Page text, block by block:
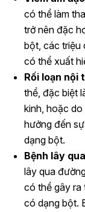
có thể làm
trở nên đặc
bột, các triệu
có thể xuất
Rối loạn nội
thể, đặc biệt
kinh, hoặc
hưởng đến
dạng bột.
Bệnh lây
lây qua
có thể gây ra
có dạng bột.